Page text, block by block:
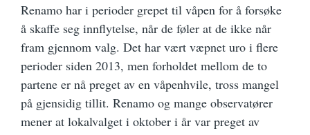
Renamo har i perioder grepet til våpen for å forsøke
å skaffe seg innflytelse, når de føler at de ikke når
fram gjennom valg. Det har vært væpnet uro i flere
perioder siden 2013, men forholdet mellom de to
partene er nå preget av en våpenhvile, tross mangel
på gjensidig tillit. Renamo og mange observatører
mener at lokalvalget i oktober i år var preget av